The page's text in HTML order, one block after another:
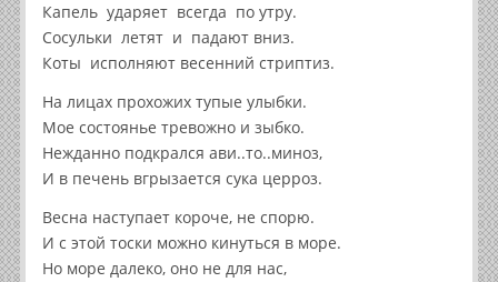
Капель ударяет всегда по утру.
Сосульки летят и падают вниз.
Коты исполняют весенний стриптиз.
На лицах прохожих тупые улыбки.
Мое состоянье тревожно и зыбко.
Нежданно подкрался ави..то..миноз,
И в печень вгрызается сука церроз.
Весна наступает короче, не спорю.
И с этой тоски можно кинуться в море.
Но море далеко, оно не для нас,